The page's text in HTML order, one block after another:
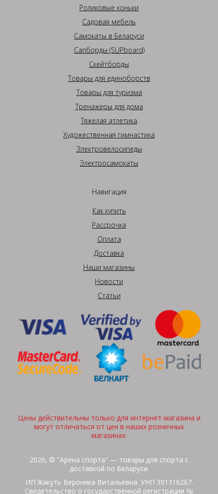
Роликовые коньки
Садовая мебель
Самокаты в Беларуси
Сапборды (SUPboard)
Скейтборды
Товары для единоборств
Товары для туризма
Тренажеры для дома
Тяжелая атлетика
Художественная гимнастика
Электровелосипеды
Электросамокаты
Навигация
Как купить
Рассрочка
Оплата
Доставка
Наши магазины
Новости
Статьи
Цены действительны только для интернет-магазина и
могут отличаться от цен в наших розничных
магазинах.
2026, © "Арена спорта" — товары для спорта с
доставкой по Беларуси.
ИП Жакуть Вероника Витальевна. УНП 391316267.
Свидетельство о государственной регистрации №